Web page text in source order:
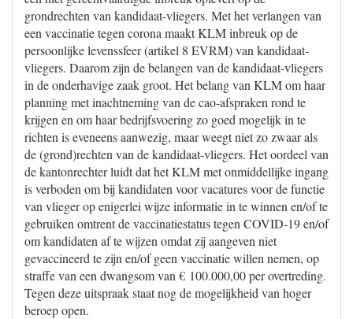
grondrechten van kandidaat-vliegers. Met het verlangen van
een vaccinatie tegen corona maakt KLM inbreuk op de
persoonlijke levenssfeer (artikel 8 EVRM) van kandidaat-
vliegers. Daarom zijn de belangen van de kandidaat-vliegers
in de onderhavige zaak groot. Het belang van KLM om haar
planning met inachtneming van de cao-afspraken rond te
krijgen en om haar bedrijfsvoering zo goed mogelijk in te
richten is eveneens aanwezig, maar weegt niet zo zwaar als
de (grond)rechten van de kandidaat-vliegers. Het oordeel van
de kantonrechter luidt dat het KLM met onmiddellijke ingang
is verboden om bij kandidaten voor vacatures voor de functie
van vlieger op enigerlei wijze informatie in te winnen en/of te
gebruiken omtrent de vaccinatiestatus tegen COVID-19 en/of
om kandidaten af te wijzen omdat zij aangeven niet
gevaccineerd te zijn en/of geen vaccinatie willen nemen, op
straffe van een dwangsom van € 100.000,00 per overtreding.
Tegen deze uitspraak staat nog de mogelijkheid van hoger
beroep open.